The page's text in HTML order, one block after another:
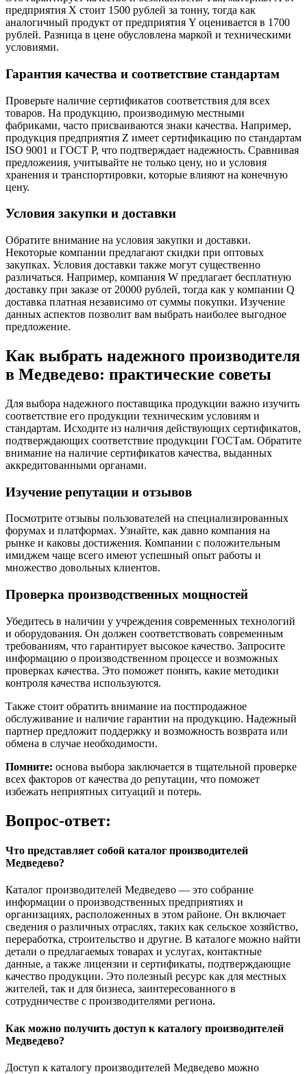
предприятия X стоит 1500 рублей за тонну, тогда как
аналогичный продукт от предприятия Y оценивается в 1700
рублей. Разница в цене обусловлена маркой и техническими
условиями.
Гарантия качества и соответствие стандартам
Проверьте наличие сертификатов соответствия для всех
товаров. На продукцию, производимую местными
фабриками, часто присваиваются знаки качества. Например,
продукция предприятия Z имеет сертификацию по стандартам
ISO 9001 и ГОСТ Р, что подтверждает надежность. Сравнивая
предложения, учитывайте не только цену, но и условия
хранения и транспортировки, которые влияют на конечную
цену.
Условия закупки и доставки
Обратите внимание на условия закупки и доставки.
Некоторые компании предлагают скидки при оптовых
закупках. Условия доставки также могут существенно
различаться. Например, компания W предлагает бесплатную
доставку при заказе от 20000 рублей, тогда как у компании Q
доставка платная независимо от суммы покупки. Изучение
данных аспектов позволит вам выбрать наиболее выгодное
предложение.
Как выбрать надежного производителя
в Медведево: практические советы
Для выбора надежного поставщика продукции важно изучить
соответствие его продукции техническим условиям и
стандартам. Исходите из наличия действующих сертификатов,
подтверждающих соответствие продукции ГОСТам. Обратите
внимание на наличие сертификатов качества, выданных
аккредитованными органами.
Изучение репутации и отзывов
Посмотрите отзывы пользователей на специализированных
форумах и платформах. Узнайте, как давно компания на
рынке и каковы достижения. Компании с положительным
имиджем чаще всего имеют успешный опыт работы и
множество довольных клиентов.
Проверка производственных мощностей
Убедитесь в наличии у учреждения современных технологий
и оборудования. Он должен соответствовать современным
требованиям, что гарантирует высокое качество. Запросите
информацию о производственном процессе и возможных
проверках качества. Это поможет понять, какие методики
контроля качества используются.
Также стоит обратить внимание на постпродажное
обслуживание и наличие гарантии на продукцию. Надежный
партнер предложит поддержку и возможность возврата или
обмена в случае необходимости.
Помните: основа выбора заключается в тщательной проверке
всех факторов от качества до репутации, что поможет
избежать неприятных ситуаций и потерь.
Вопрос-ответ:
Что представляет собой каталог производителей
Медведево?
Каталог производителей Медведево — это собрание
информации о производственных предприятиях и
организациях, расположенных в этом районе. Он включает
сведения о различных отраслях, таких как сельское хозяйство,
переработка, строительство и другие. В каталоге можно найти
детали о предлагаемых товарах и услугах, контактные
данные, а также лицензии и сертификаты, подтверждающие
качество продукции. Это полезный ресурс как для местных
жителей, так и для бизнеса, заинтересованного в
сотрудничестве с производителями региона.
Как можно получить доступ к каталогу производителей
Медведево?
Доступ к каталогу производителей Медведево можно